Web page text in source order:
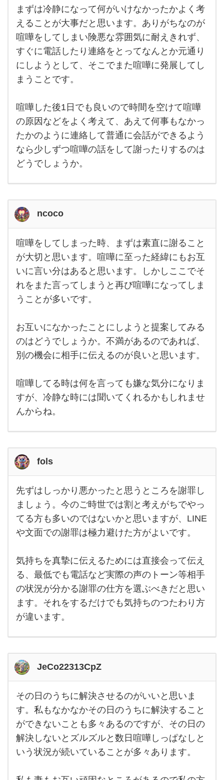
まず
は冷
静に
なっ
て何
がい
けな
かっ
たか
よく
るこ
とが
大事
だと
思い
ま
す。
まずは冷静になって何がいけなかったかよく考
えることが大事だと思います。ありがちなのが
喧嘩をしてしまい険悪な雰囲気に耐えきれず、
すぐに電話したり連絡をとってなんとか元通り
にしようとして、そこでまた喧嘩に発展してし
まうことです。
喧嘩した後1日でも良いので時間を空けて喧嘩
の原因などをよく考えて、あえて何事もなかっ
たかのように連絡して普通に会話ができるよう
なら少しずつ喧嘩の話をして謝ったりするのは
どうでしょうか。
ncoco
喧嘩
をし
てし
まっ
た
時、
まず
は素
こと
が大
切と
思い
ま
に至
っ
喧嘩をしてしまった時、まずは素直に謝ること
が大切と思います。喧嘩に至った経緯にもお互
いに言い分はあると思います。しかしここでそ
れをまた言ってしまうと再び喧嘩になってしま
うことが多いです。
お互いになかったことにしようと提案してみる
のはどうでしょうか。不満があるのであれば、
別の機会に相手に伝えるのが良いと思います。
喧嘩してる時は何を言っても嫌な気分になりま
すが、冷静な時には聞いてくれるかもしれませ
んからね。
fols
先ず
はし
っか
り悪
かっ
たと
ろを
謝罪
しま
しょ
う。
今の
ご時
世で
は割
先ずはしっかり悪かったと思うところを謝罪し
ましょう。今のご時世では割と考えがちでやっ
てる方も多いのではないかと思いますが、LINE
や文面での謝罪は極力避けた方がよいです。
気持ちを真摯に伝えるためには直接会って伝え
る、最低でも電話など実際の声のトーン等相手
の状況が分かる謝罪の仕方を選ぶべきだと思い
ます。それをするだけでも気持ちのつたわり方
が違います。
JeCo22313CpZ
その
日の
うち
に解
決さ
せる
のが
いい
その日のうちに解決させるのがいいと思いま
す。私もなかなかその日のうちに解決すること
ができないことも多々あるのですが、その日の
解決しないとズルズルと数日喧嘩しっぱなしと
いう状況が続いていることが多々あります。